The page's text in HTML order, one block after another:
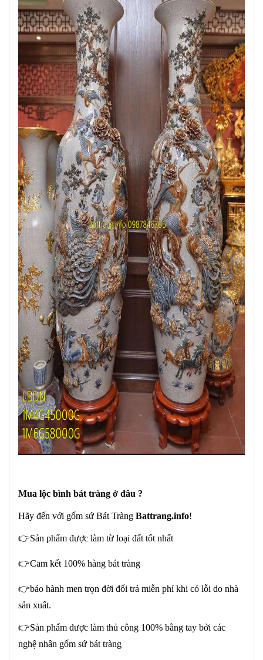
Mua lộc bình bát tràng ở đâu ?
Hãy đến với gốm sứ Bát Tràng Battrang.info!
👉Sản phẩm được làm từ loại đất tốt nhất
👉Cam kết 100% hàng bát tràng
👉bảo hành men trọn đời đổi trả miễn phí khi có lỗi do nhà
sản xuất.
👉Sản phẩm được làm thủ công 100% bằng tay bởi các
nghệ nhân gốm sứ bát tràng